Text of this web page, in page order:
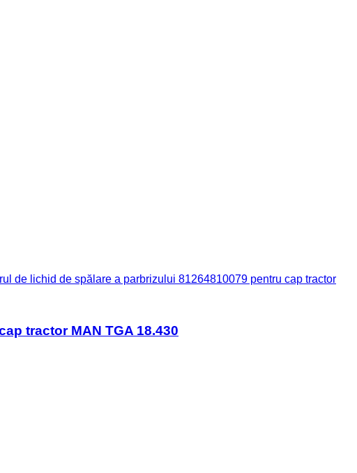
de lichid de spălare a parbrizului 81264810079 pentru cap tractor
tractor MAN TGA 18.430